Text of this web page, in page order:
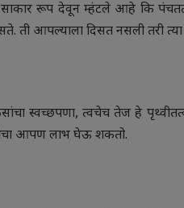
साकार रूप देवून म्हंटले आहे कि
ती आपल्याला दिसत नसली तरी
स्वच्छपणा, त्वचेच तेज हे
आपण लाभ घेऊ शकतो.